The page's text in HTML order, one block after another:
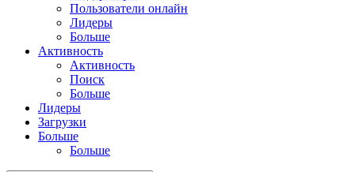
Пользователи онлайн
Лидеры
Больше
Активность
Активность
Поиск
Больше
Лидеры
Загрузки
Больше
Больше